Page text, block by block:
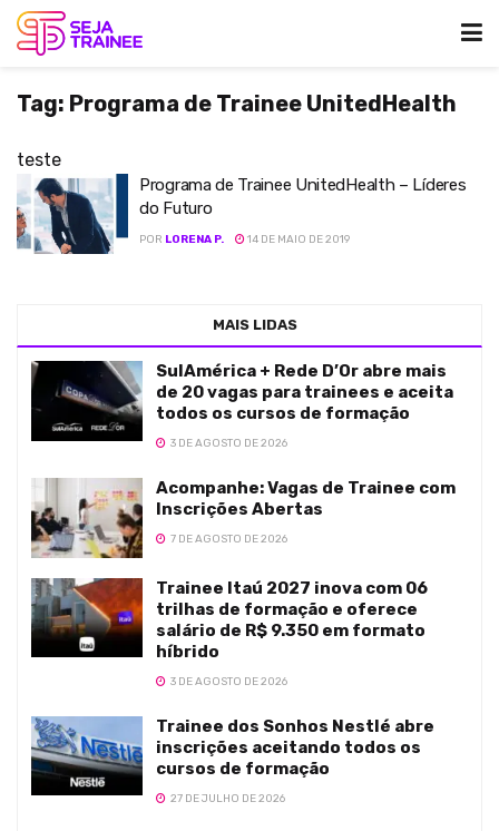
Tag: Programa de Trainee UnitedHealth
teste
Programa de Trainee UnitedHealth – Líderes
do Futuro
POR LORENA P. 14 DE MAIO DE 2019
MAIS LIDAS
SulAmérica + Rede D’Or abre mais
de 20 vagas para trainees e aceita
todos os cursos de formação
3 DE AGOSTO DE 2026
Acompanhe: Vagas de Trainee com
Inscrições Abertas
7 DE AGOSTO DE 2026
Trainee Itaú 2027 inova com 06
trilhas de formação e oferece
salário de R$ 9.350 em formato
híbrido
3 DE AGOSTO DE 2026
Trainee dos Sonhos Nestlé abre
inscrições aceitando todos os
cursos de formação
27 DE JULHO DE 2026